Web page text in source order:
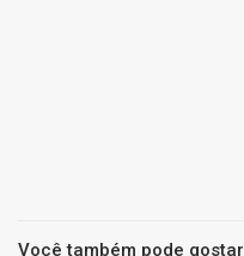
Você também pode gostar